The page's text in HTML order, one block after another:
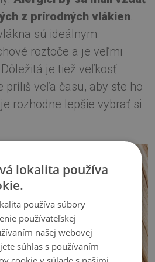
z prírodných vlákien.
sú ideálnym
roztoče a je veľmi
je tiež veľkosť
príliš veľa času, aby ste ho
rozhodne lepšie vybrať si
lokalita používa
používa súbory
používateľskej
našej webovej
súhlas s používaním